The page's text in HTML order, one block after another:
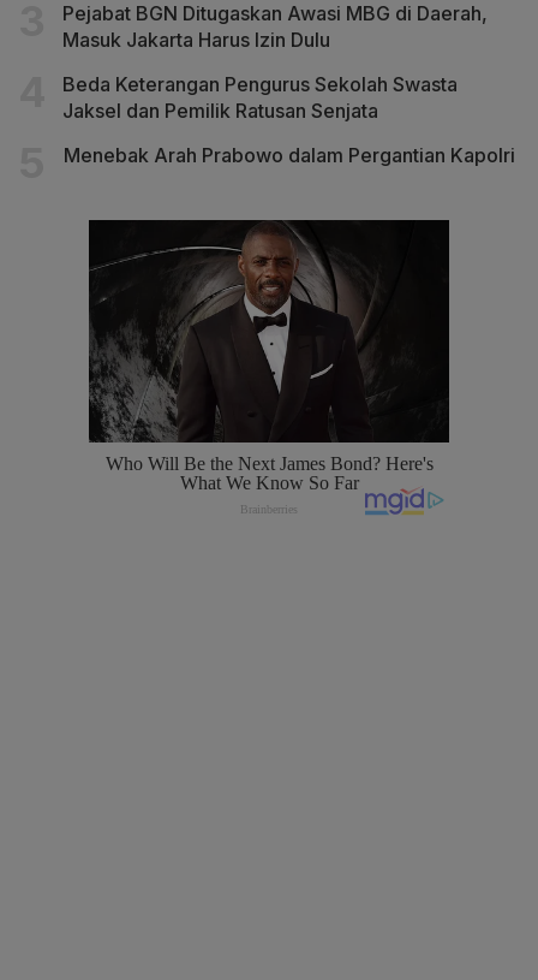
Pejabat BGN Ditugaskan Awasi MBG di Daerah,
Masuk Jakarta Harus Izin Dulu
Beda Keterangan Pengurus Sekolah Swasta
Jaksel dan Pemilik Ratusan Senjata
Menebak Arah Prabowo dalam Pergantian Kapolri